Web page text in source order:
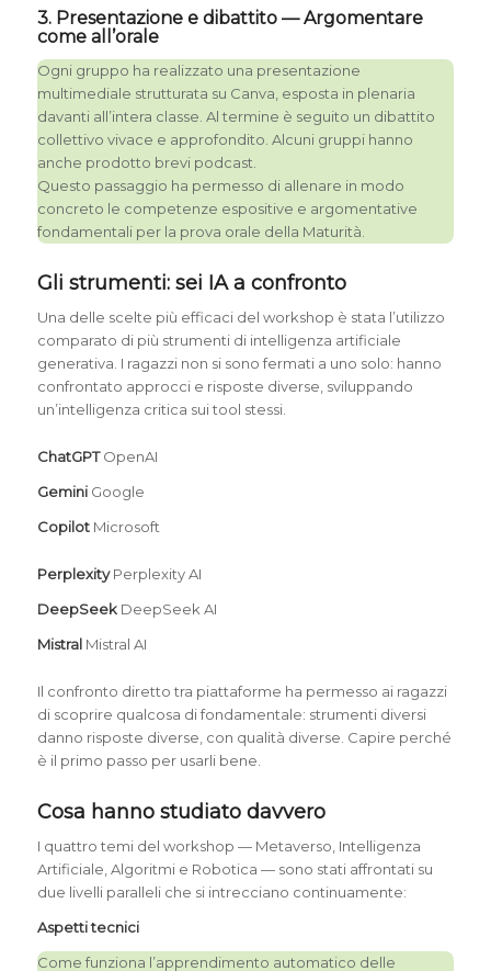
3. Presentazione e dibattito — Argomentare
come all’orale
Ogni gruppo ha realizzato una presentazione
multimediale strutturata su Canva, esposta in plenaria
davanti all’intera classe. Al termine è seguito un dibattito
collettivo vivace e approfondito. Alcuni gruppi hanno
anche prodotto brevi podcast.
Questo passaggio ha permesso di allenare in modo
concreto le competenze espositive e argomentative
fondamentali per la prova orale della Maturità.
Gli strumenti: sei IA a confronto
Una delle scelte più efficaci del workshop è stata l’utilizzo
comparato di più strumenti di intelligenza artificiale
generativa. I ragazzi non si sono fermati a uno solo: hanno
confrontato approcci e risposte diverse, sviluppando
un’intelligenza critica sui tool stessi.
ChatGPTOpenAI
GeminiGoogle
Copilot Microsoft
PerplexityPerplexity AI
DeepSeek DeepSeek AI
Mistral Mistral AI
Il confronto diretto tra piattaforme ha permesso ai ragazzi
di scoprire qualcosa di fondamentale: strumenti diversi
danno risposte diverse, con qualità diverse. Capire perché
è il primo passo per usarli bene.
Cosa hanno studiato davvero
I quattro temi del workshop — Metaverso, Intelligenza
Artificiale, Algoritmi e Robotica — sono stati affrontati su
due livelli paralleli che si intrecciano continuamente:
Aspetti tecnici
Come funziona l’apprendimento automatico delle